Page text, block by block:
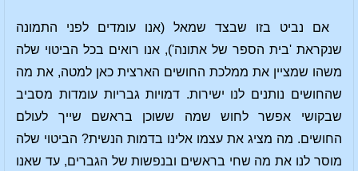
אם נביט בזו שבצד שמאל (אנו עומדים לפני התמונה
שנקראת 'בית הספר של אתונה'), אנו רואים בכל הביטוי שלה
משהו שמציין את ממלכת החושים הארצית כאן למטה, את מה
שהחושים נותנים לנו ישירות. דמויות גבריות עומדות מסביב
שבקושי אפשר לחוש שמה ששוכן בראשם שייך לעולם
החושים. מה מציג את עצמו אלינו בדמות הנשית? הביטוי שלה
מוסר לנו את מה שחי בראשים ובנפשות של הגברים, עד שאנו